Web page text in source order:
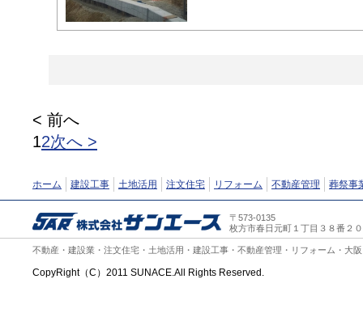
< 前へ
12次へ >
ホーム 建設工事 土地活用 注文住宅 リフォーム 不動産管理 葬祭事
〒573-0135
枚方市春日元町１丁目３８番２
不動産・建設業・注文住宅・土地活用・建設工事・不動産管理・リフォーム・大
CopyRight（C）2011 SUNACE.All Rights Reserved.